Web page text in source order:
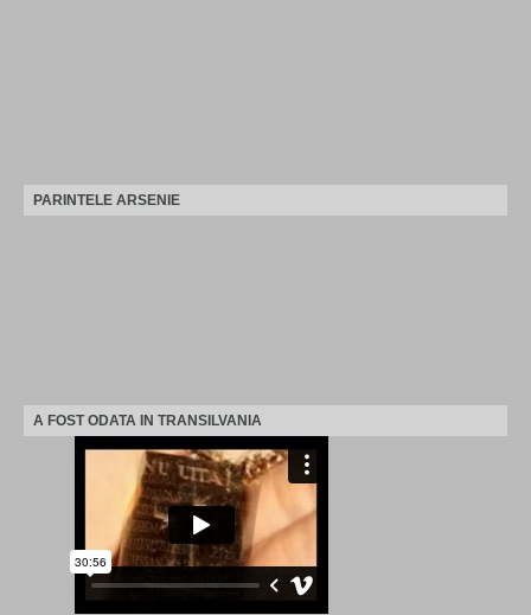
PARINTELE ARSENIE
A FOST ODATA IN TRANSILVANIA